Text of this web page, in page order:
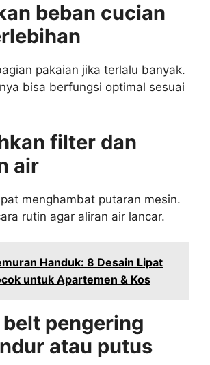
beban cucian
pakaian jika terlalu banyak.
bisa berfungsi optimal sesuai
filter dan
air
menghambat putaran mesin.
rutin agar aliran air lancar.
Handuk: 8 Desain Lipat
untuk Apartemen & Kos
belt pengering
atau putus